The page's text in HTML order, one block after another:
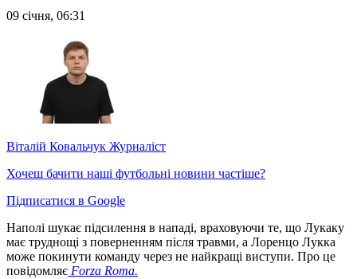
09 січня, 06:31
Віталій Ковальчук Журналіст
Хочеш бачити наші футбольні новини частіше?
Підписатися в Google
Наполі шукає підсилення в нападі, враховуючи те, що Лукаку
має труднощі з поверненням після травми, а Лоренцо Лукка
може покинути команду через не найкращі виступи. Про це
повідомляє Forza Roma.